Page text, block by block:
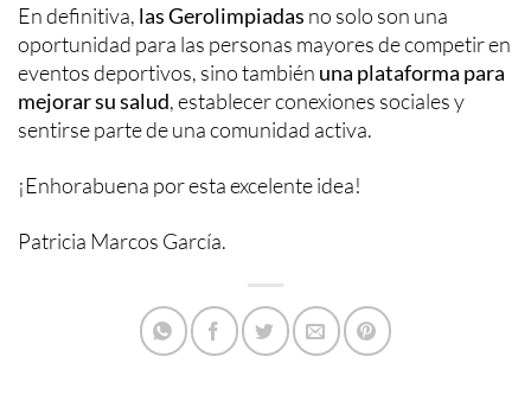
En definitiva, las Gerolimpiadas no solo son una
oportunidad para las personas mayores de competir en
eventos deportivos, sino también una plataforma para
mejorar su salud, establecer conexiones sociales y
sentirse parte de una comunidad activa.
¡Enhorabuena por esta excelente idea!
Patricia Marcos García.